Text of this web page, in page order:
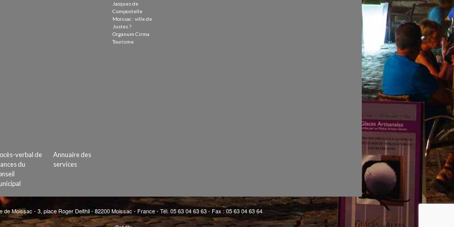
Jacques de
Compostelle
Moissac : ville de
Justes ?
Organum Cirma
Tourisme
verbal de
du
Annuaire des
services
de Moissac - 3, place Roger Delthil - 82200 Moissac - France - Tél. 05 63 04 63 63 - Fax : 05 63 04 63 64